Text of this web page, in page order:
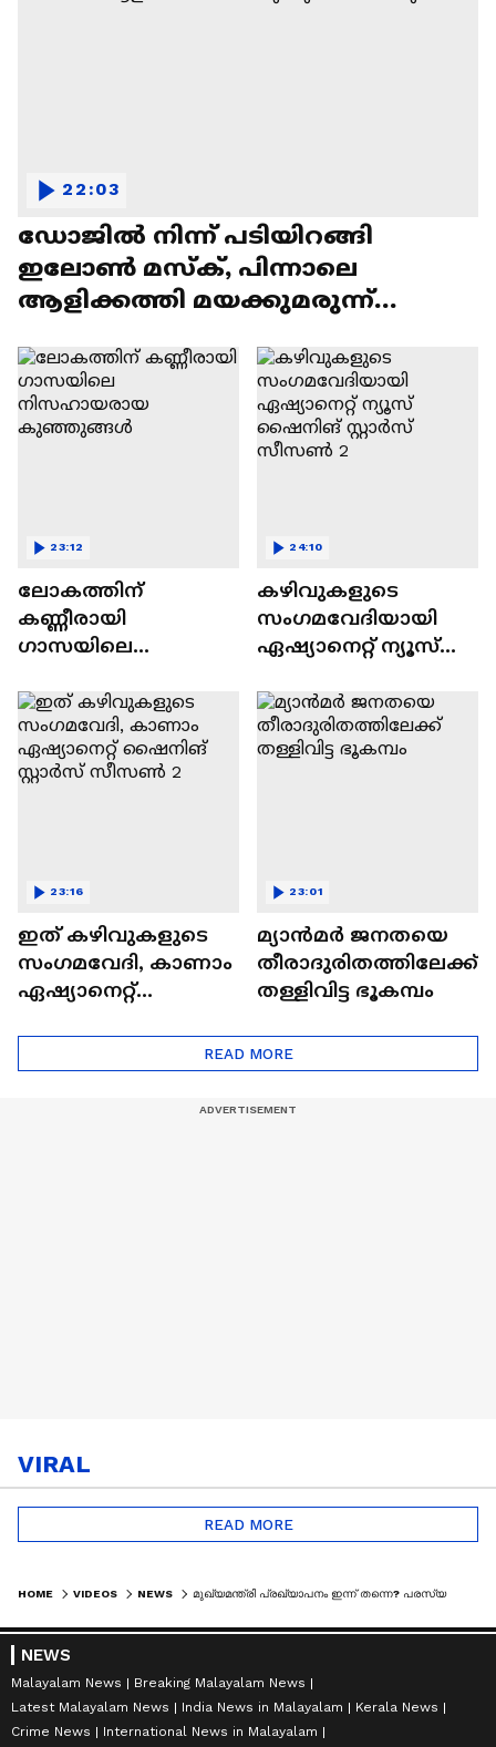
ഡോജിൽ നിന്ന് പടിയിറങ്ങി
ഇലോൺ മസ്ക്, പിന്നാലെ
ആളിക്കത്തി മയക്കുമരുന്ന്
22:03
ലോകത്തിന്
കണ്ണീരായി
ഗാസയിലെ
കുഞ്ഞുങ്ങൾ
23:12
കഴിവുകളുടെ
സംഗമവേദിയായി
ഏഷ്യാനെറ്റ് ന്യൂസ്
സീസൺ 2
24:10
ഇത് കഴിവുകളുടെ
സംഗമവേദി, കാണാം
ഏഷ്യാനെറ്റ്
23:16
മ്യാൻമർ ജനതയെ
തീരാദുരിതത്തിലേക്ക്
തള്ളിവിട്ട ഭൂകമ്പം
23:01
READ MORE
VIRAL
READ MORE
HOME VIDEOS NEWS മുഖ്യമന്ത്രി പ്രഖ്യാപനം ഇന്ന് തന്നെ? പരസ്യ പ്രകടനങ്ങള്‍ തന്‍റെ അറിവോടെ അല്ലെന്ന് വി.ഡി സതീശന്‍
NEWS
Malayalam News
Breaking Malayalam News
Latest Malayalam News
India News in Malayalam
Kerala News
Crime News
International News in Malayalam